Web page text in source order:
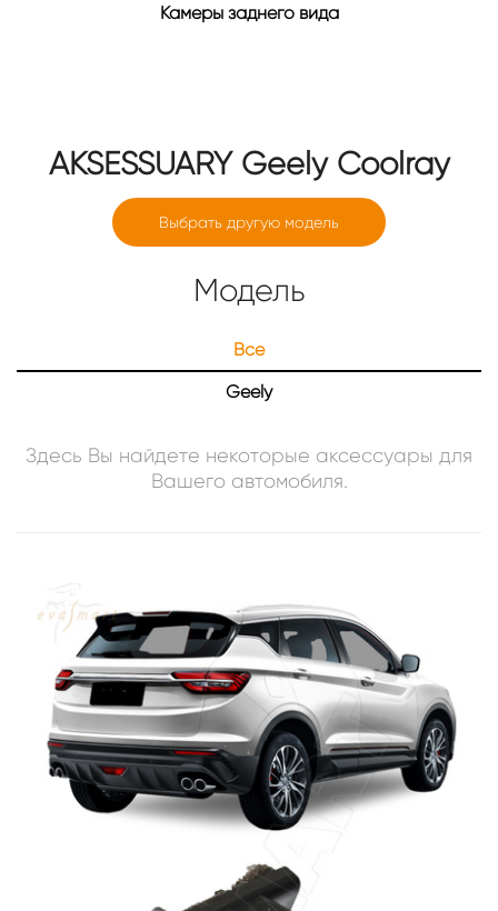
Камеры заднего вида
AKSESSUARYGeely Coolray
Выбрать другую модель
Модель
Все
Geely
Здесь Вы найдете некоторые аксессуары для
Вашего автомобиля.